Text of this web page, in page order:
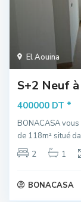
El Aouina
S+2 Neuf
400000 DT *
BONACASA
de 118m² situé
2
1
BONACASA